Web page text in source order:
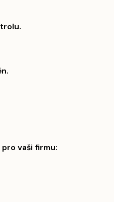
vaši firmu: